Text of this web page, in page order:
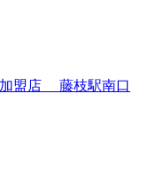
盟店 藤枝駅南口